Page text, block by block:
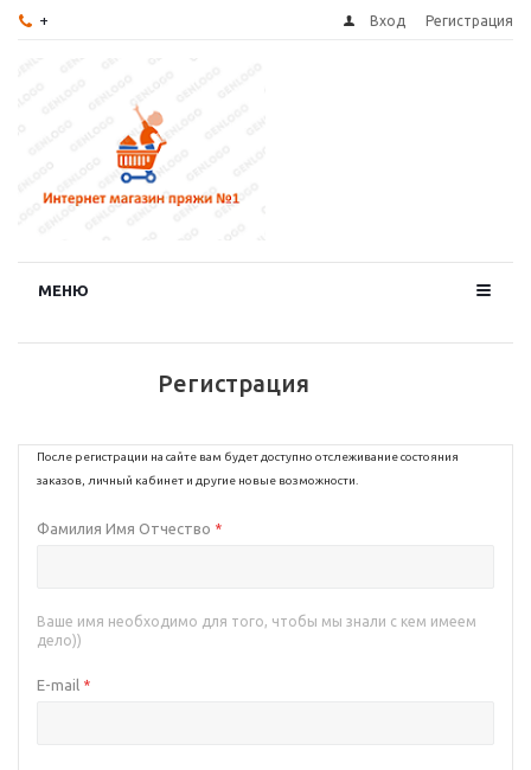
+ Вход Регистрация
МЕНЮ
Регистрация
После регистрации на сайте вам будет доступно отслеживание состояния
заказов, личный кабинет и другие новые возможности.
Фамилия Имя Отчество *
Ваше имя необходимо для того, чтобы мы знали с кем имеем
дело))
E-mail *